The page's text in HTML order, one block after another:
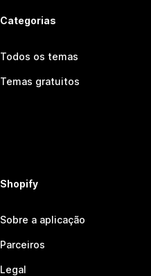
Categorias
Todos os temas
Temas gratuitos
Shopify
Sobre a aplicação
Parceiros
Legal